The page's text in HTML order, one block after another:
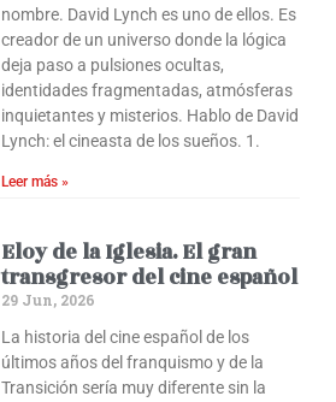
nombre. David Lynch es uno de ellos. Es
creador de un universo donde la lógica
deja paso a pulsiones ocultas,
identidades fragmentadas, atmósferas
inquietantes y misterios. Hablo de David
Lynch: el cineasta de los sueños. 1.
Leer más »
Eloy de la Iglesia. El gran
transgresor del cine español
29 Jun, 2026
La historia del cine español de los
últimos años del franquismo y de la
Transición sería muy diferente sin la